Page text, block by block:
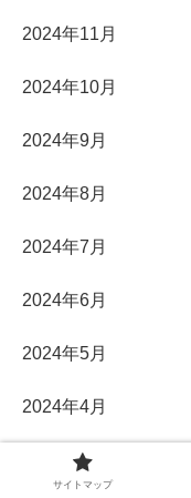
2024年11月
2024年10月
2024年9月
2024年8月
2024年7月
2024年6月
2024年5月
2024年4月
2024年3月
サイトマップ